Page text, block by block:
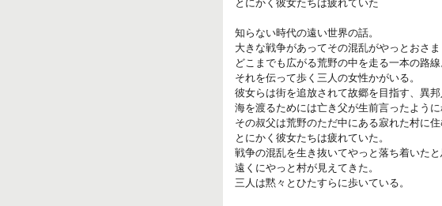
とにかく彼女たちは疲れていた
知らない時代の遠い世界の話。
大きな戦争があってその混乱がやっとおさま
どこまでも広がる荒野の中を走る一本の路線
それを伝って歩く三人の女性かがいる。
彼女らは街を追放されて故郷を目指す、異邦
海を渡るためには亡き父が生前言ったよう
その叔父は荒野のただ中にある寂れた村に住
とにかく彼女たちは疲れていた。
戦争の混乱を生き抜いてやっと落ち着いた
遠くにやっと村が見えてきた。
三人は黙々とひたすらに歩いている。